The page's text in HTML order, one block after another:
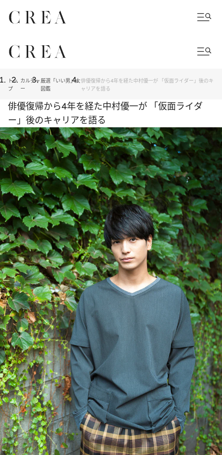
トッ
プ
カルチャ
ー
厳選「いい男」大
図鑑
俳優復帰から4年を経た中村優一が 「仮面ライダー」後のキ
ャリアを語る
俳優復帰から4年を経た中村優一が 「仮面ライダ
ー」後のキャリアを語る